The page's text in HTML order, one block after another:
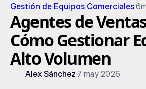
Gestión de Equipos Comerciales6
Agentes de
Cómo Gestionar
Alto Volumen
Alex Sánchez 7 may 2026